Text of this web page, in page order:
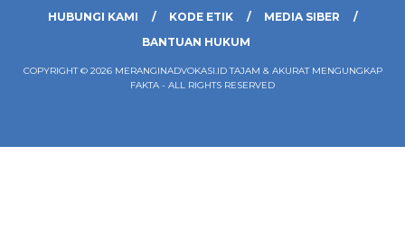
HUBUNGI KAMI
KODE ETIK
MEDIA SIBER
BANTUAN HUKUM
COPYRIGHT © 2026 MERANGINADVOKASI.ID TAJAM & AKURAT MENGUNGKAP
FAKTA - ALL RIGHTS RESERVED